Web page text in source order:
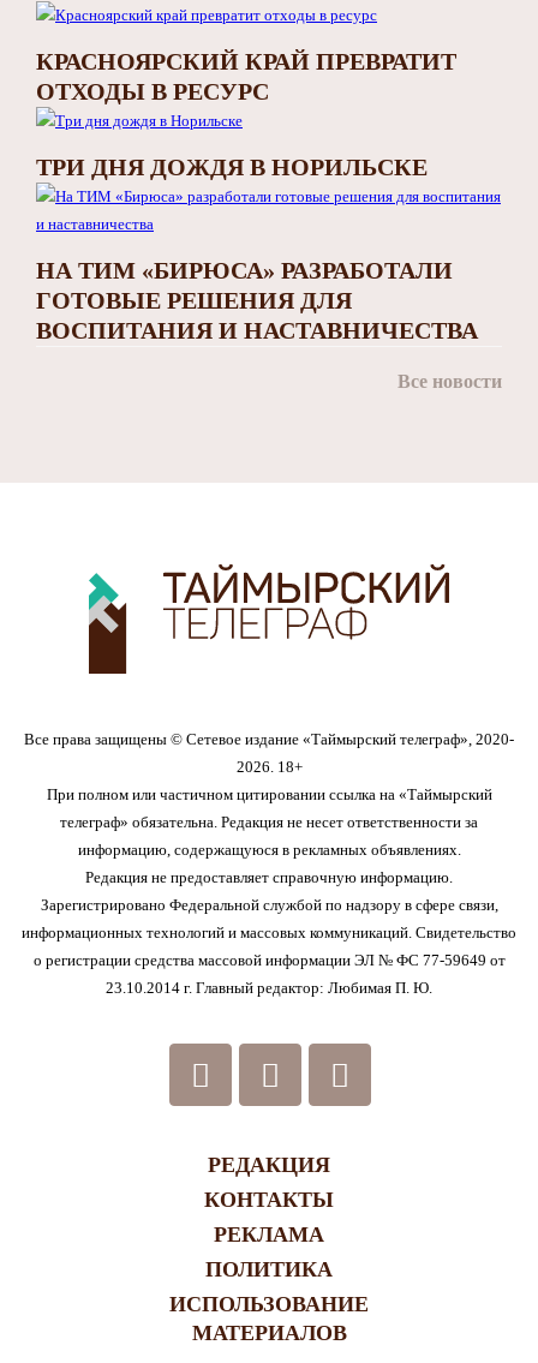
КРАСНОЯРСКИЙ КРАЙ ПРЕВРАТИТ
ОТХОДЫ В РЕСУРС
ТРИ ДНЯ ДОЖДЯ В НОРИЛЬСКЕ
НА ТИМ «БИРЮСА» РАЗРАБОТАЛИ
ГОТОВЫЕ РЕШЕНИЯ ДЛЯ
ВОСПИТАНИЯ И НАСТАВНИЧЕСТВА
Все новости
Все права защищены © Сетевое издание «Таймырский телеграф», 2020-
2026. 18+
При полном или частичном цитировании ссылка на «Таймырский
телеграф» обязательна. Редакция не несет ответственности за
информацию, содержащуюся в рекламных объявлениях.
Редакция не предоставляет справочную информацию.
Зарегистрировано Федеральной службой по надзору в сфере связи,
информационных технологий и массовых коммуникаций. Свидетельство
о регистрации средства массовой информации ЭЛ № ФС 77-59649 от
23.10.2014 г. Главный редактор: Любимая П. Ю.
РЕДАКЦИЯ
КОНТАКТЫ
РЕКЛАМА
ПОЛИТИКА
ИСПОЛЬЗОВАНИЕ
МАТЕРИАЛОВ